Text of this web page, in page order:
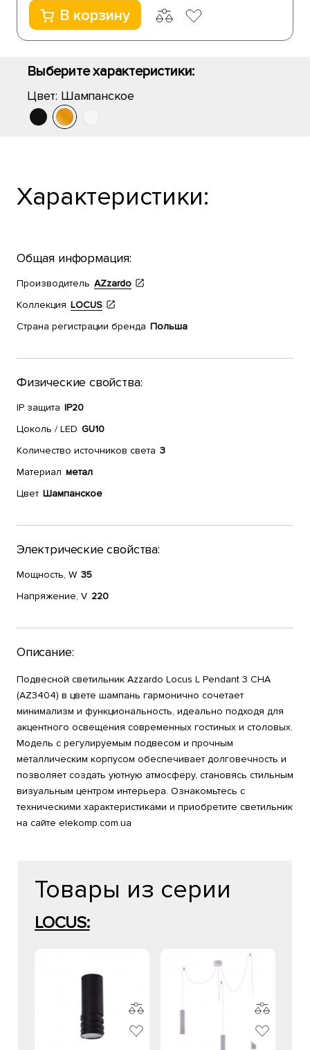
В корзину
Выберите характеристики:
Цвет: Шампанское
Характеристики:
Общая информация:
Производитель AZzardo
Коллекция LOCUS
Страна регистрации бренда Польша
Физические свойства:
IP защита IP20
Цоколь / LED GU10
Количество источников света 3
Материал метал
Цвет Шампанское
Электрические свойства:
Мощность, W 35
Напряжение, V 220
Описание:
Подвесной светильник Azzardo Locus L Pendant 3 CHA
(AZ3404) в цвете шампань гармонично сочетает
минимализм и функциональность, идеально подходя для
акцентного освещения современных гостиных и столовых.
Модель с регулируемым подвесом и прочным
металлическим корпусом обеспечивает долговечность и
позволяет создать уютную атмосферу, становясь стильным
визуальным центром интерьера. Ознакомьтесь с
техническими характеристиками и приобретите светильник
на сайте elekomp.com.ua
Товары из серии
LOCUS: